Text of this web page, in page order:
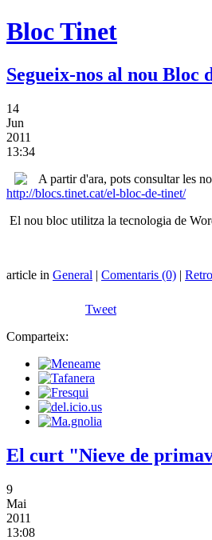
Bloc Tinet
Segueix-nos al nou Bloc
14
Jun
2011
13:34
A partir d'ara, pots consultar les
http://blocs.tinet.cat/el-bloc-de-tinet/
El nou bloc utilitza la tecnologia de
article in General | Comentaris (0) |
Tweet
Comparteix:
El curt "Nieve de
9
Mai
2011
13:08